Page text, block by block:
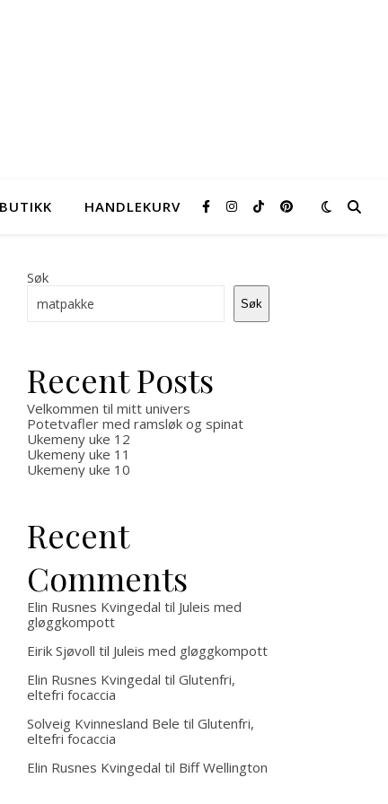
HANDLEKURV
Søk
Søk
Recent Posts
Velkommen til mitt univers
Potetvafler med ramsløk og spinat
Ukemeny uke 12
Ukemeny uke 11
Ukemeny uke 10
Recent
Comments
Elin Rusnes Kvingedal til Juleis med
gløggkompott
Eirik Sjøvoll til Juleis med gløggkompott
Elin Rusnes Kvingedal til Glutenfri,
eltefri focaccia
Solveig Kvinnesland Bele til Glutenfri,
eltefri focaccia
Elin Rusnes Kvingedal til Biff Wellington